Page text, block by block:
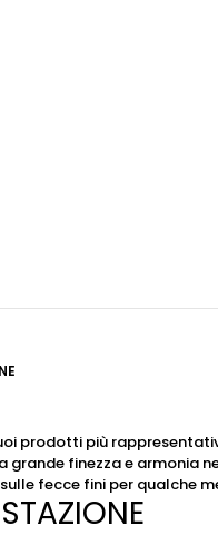
prodotti più
finezza e armonia
fecce fini per qualche